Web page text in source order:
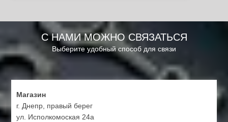
С НАМИ МОЖНО СВЯЗАТЬСЯ
Выберите удобный способ для связи
Магазин
г. Днепр, правый берег
ул. Исполкомоская 24а